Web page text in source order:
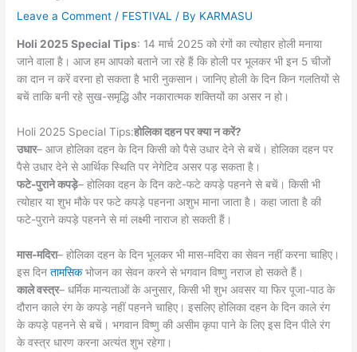
Leave a Comment / FESTIVAL / By KARMASU
Holi 2025 Special Tips: 14 मार्च 2025 को रंगों का त्योहार होली मनाया
जाने वाला है। आज हम आपको बताने जा रहे हैं कि होली पर भूलकर भी इन 5 चीजों
का दान न करें वरना हो सकता है भारी नुकसान। जानिए होली के दिन किन गलतियों से
बचें ताकि बनी रहे सुख-समृद्धि और नकारात्मक शक्तियों का असर न हो।
Holi 2025 Special Tips:होलिका दहन पर क्या न करें?
उधार– आज होलिका दहन के दिन किसी को पैसे उधार देने से बचें। होलिका दहन पर
पैसे उधार देने से आर्थिक स्थिति पर नेगेटिव असर पड़ सकता है।
फटे-पुराने कपड़े– होलिका दहन के दिन कटे-फटे कपड़े पहनने से बचें। किसी भी
त्योहार या शुभ मौके पर फटे कपड़े पहनना अशुभ माना जाता है। कहा जाता है की
फटे-पुराने कपड़े पहनने से मां लक्ष्मी नाराज हो सकती हैं।
मास-मदिरा– होलिका दहन के दिन भूलकर भी मास-मदिरा का सेवन नहीं करना चाहिए।
इस दिनतामसिकभोजन का सेवन करने से भगवान विष्णु नराज हो सकते हैं।
काले वस्त्र– धर्मिक मान्यताओं के अनुसार, किसी भी शुभ अवसर या फिर पूजा-पाठ के
दौरान काले रंग के कपड़े नहीं पहनने चाहिए। इसलिए होलिका दहन के दिन काले रंग
के कपड़े पहनने से बचें। भगवान विष्णु की असीम कृपा पाने के लिए इस दिन पीले रंग
के वस्त्र धारण करना अत्यंत शुभ रहेगा।